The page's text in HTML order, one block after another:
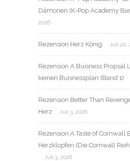
Dämonen (K-Pop Academy
2026
Rezension Herz König Juli 20,
Rezension A Buisness Propsal
keinen Buisnessplan (Band 1)
Rezension Better Than
Herz
Juli 3, 2026
Rezension A Taste of Cornwall
Herzklopfen (Die Cornwall
Juli 3, 2026